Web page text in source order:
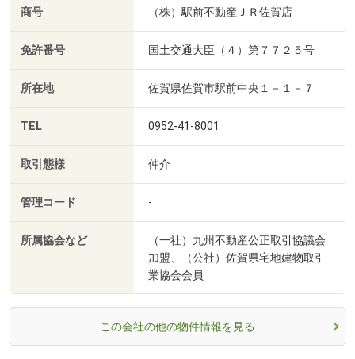
商号 （株）駅前不動産ＪＲ佐賀店
免許番号 国土交通大臣（４）第７７２５号
所在地 佐賀県佐賀市駅前中央１－１－７
TEL 0952-41-8001
取引態様 仲介
管理コード -
所属協会など
（一社）九州不動産公正取引協議会
加盟、（公社）佐賀県宅地建物取引
業協会会員
この会社の他の物件情報を見る